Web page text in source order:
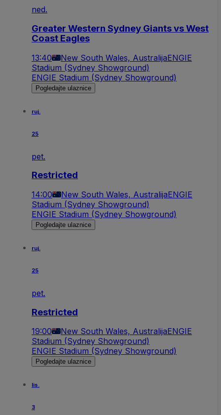
ned.
Greater Western Sydney Giants vs West
Coast Eagles
13:40 New South Wales, AustralijaENGIE
Stadium (Sydney Showground)
ENGIE Stadium (Sydney Showground)
Pogledajte ulaznice
ruj.
25
pet.
Restricted
14:00 New South Wales, AustralijaENGIE
Stadium (Sydney Showground)
ENGIE Stadium (Sydney Showground)
Pogledajte ulaznice
ruj.
25
pet.
Restricted
19:00 New South Wales, AustralijaENGIE
Stadium (Sydney Showground)
ENGIE Stadium (Sydney Showground)
Pogledajte ulaznice
lis.
3